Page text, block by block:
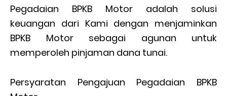
Pegadaian BPKB Motor adalah solusi
keuangan dari Kami dengan menjaminkan
BPKB Motor sebagai agunan untuk
memperoleh pinjaman dana tunai.
Persyaratan Pengajuan Pegadaian BPKB